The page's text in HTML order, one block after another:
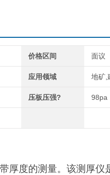
价格区间 面议
应用领域 地矿,
压板压强? 98pa
厚度的测量。该测厚仪